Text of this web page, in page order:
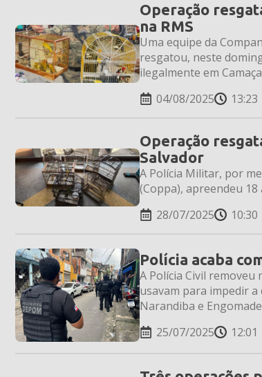
Operação
na RMS
Uma equipe da
resgatou, neste
ilegalmente em
04/08/2025
13:23
Operação
Salvador
A Polícia Militar, por
(Coppa), apreendeu
28/07/2025
10:30
Polícia acaba
A Polícia Civil
usavam para impedir
Narandiba e
25/07/2025
12:01